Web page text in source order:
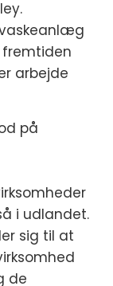
arbejde
på
i udlandet.
sig til at
de